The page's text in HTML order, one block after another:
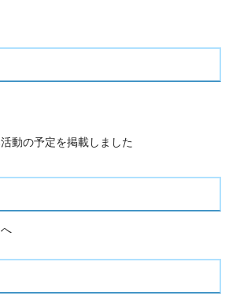
動の予定を掲載しました